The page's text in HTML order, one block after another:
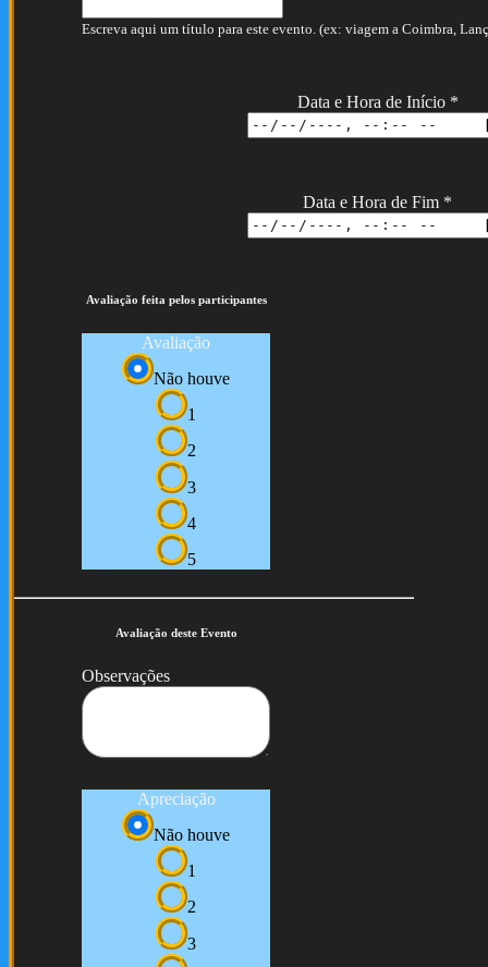
Escreva aqui um título para este evento. (ex: viagem a Coimbra,
Data e Hora de Início *
Data e Hora de Fim *
Avaliação feita pelos participantes
Avaliação
Não houve
1
2
3
4
5
Avaliação deste Evento
Observações
Apreciação
Não houve
1
2
3